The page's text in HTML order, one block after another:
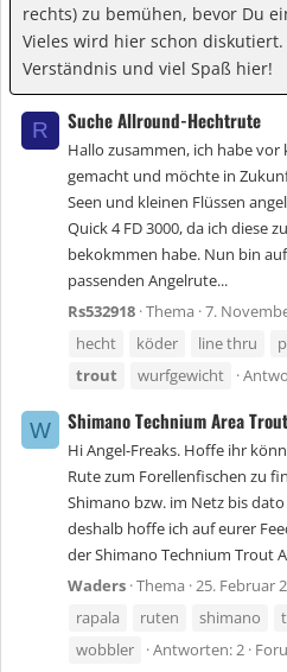
rechts) zu bemühen, bevor Du
Vieles wird hier schon diskutiert.
Verständnis und viel Spaß hier!
R Suche Allround-Hechtrute
Hallo zusammen, ich habe vor
gemacht und möchte in
Seen und kleinen Flüssen
Quick 4 FD 3000, da ich diese
bekokmmen habe. Nun bin
passenden Angelrute...
Rs532918 Thema 7.
hecht
köder line thru
trout
wurfgewicht
W Shimano Technium Area
Hi Angel-Freaks. Hoffe ihr
Rute zum Forellenfischen zu
Shimano bzw. im Netz bis
deshalb hoffe ich auf eurer
der Shimano Technium Trout
Waders Thema 25. Februar
rapala
ruten shimano
wobbler
Antworten: 2